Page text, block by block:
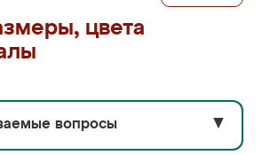
цвета
вопросы ▼